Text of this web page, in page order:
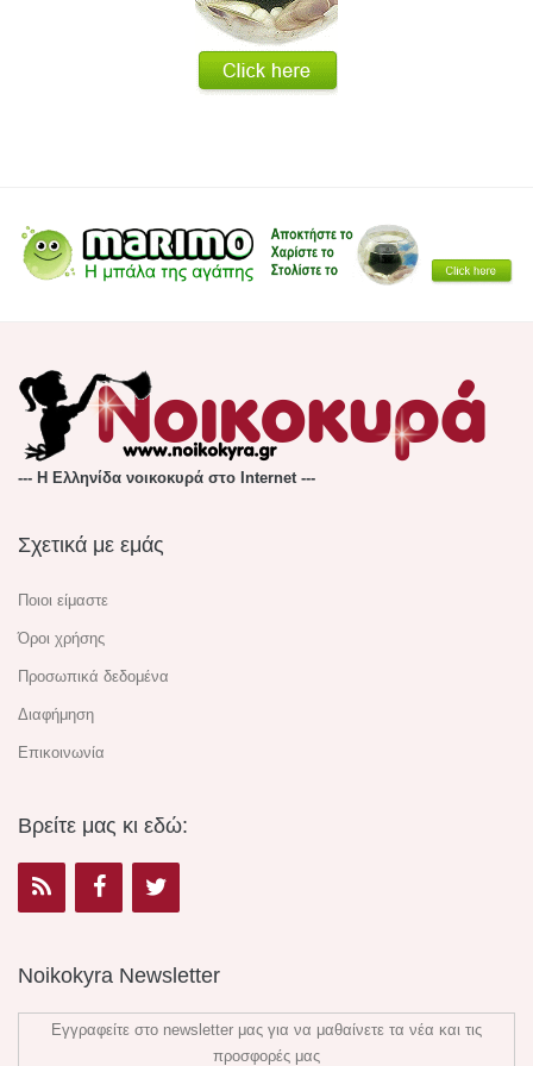
--- Η Ελληνίδα νοικοκυρά στο Internet ---
Σχετικά με εμάς
Ποιοι είμαστε
Όροι χρήσης
Προσωπικά δεδομένα
Διαφήμηση
Επικοινωνία
Βρείτε μας κι εδώ:
Noikokyra Newsletter
Εγγραφείτε στο newsletter μας για να μαθαίνετε τα νέα και τις
προσφορές μας